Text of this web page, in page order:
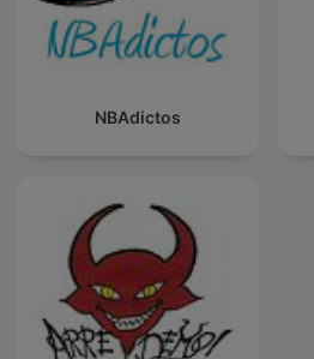
NBAdictos